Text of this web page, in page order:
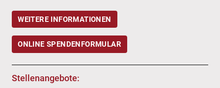
WEITERE INFORMATIONEN
ONLINE SPENDENFORMULAR
Stellenangebote: